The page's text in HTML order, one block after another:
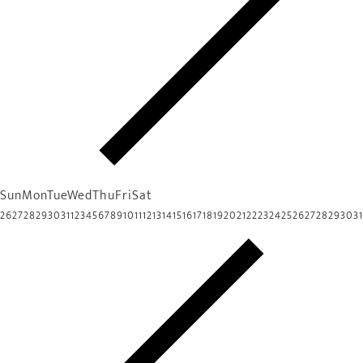
SunMonTueWedThuFriSat
26272829303112345678910111213141516171819202122232425262728293031